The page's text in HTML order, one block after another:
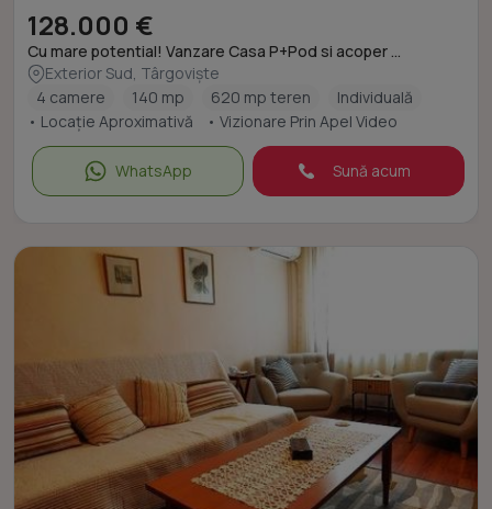
128.000 €
Cu mare potential! Vanzare Casa P+Pod si acoper ...
Exterior Sud, Târgoviște
4 camere
140 mp 620 mp teren
Individuală
• Locație Aproximativă
• Vizionare Prin Apel Video
WhatsApp Sună acum